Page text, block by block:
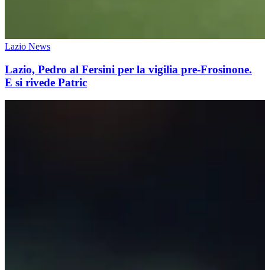
Lazio News
Lazio, Pedro al Fersini per la vigilia pre-Frosinone.
E si rivede Patric